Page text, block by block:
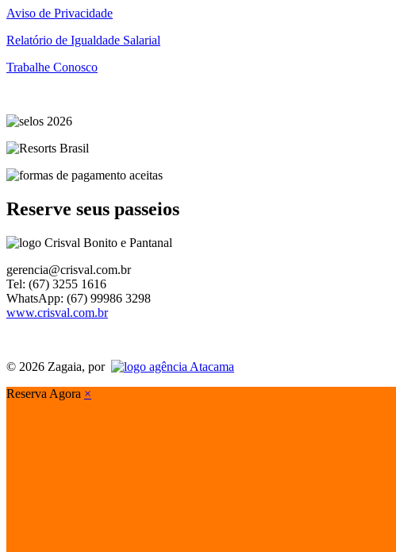
Aviso de Privacidade
Relatório de Igualdade Salarial
Trabalhe Conosco
Reserve seus passeios
gerencia@crisval.com.br
Tel: (67) 3255 1616
WhatsApp: (67) 99986 3298
www.crisval.com.br
© 2026 Zagaia, por
Reserva Agora ×